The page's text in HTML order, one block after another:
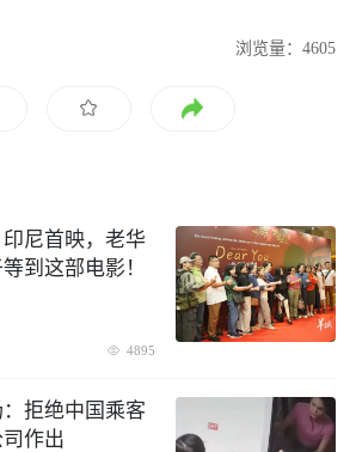
浏览量：4605
印尼首映，老华
到这部电影！
4895
拒绝中国乘客
作出